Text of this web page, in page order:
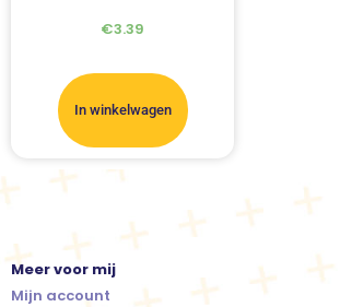
€3.39
In winkelwagen
Meer voor mij
Mijn account